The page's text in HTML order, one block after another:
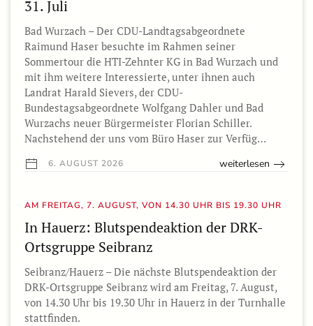
31. Juli
Bad Wurzach – Der CDU-Landtagsabgeordnete
Raimund Haser besuchte im Rahmen seiner
Sommertour die HTI-Zehnter KG in Bad Wurzach und
mit ihm weitere Interessierte, unter ihnen auch
Landrat Harald Sievers, der CDU-
Bundestagsabgeordnete Wolfgang Dahler und Bad
Wurzachs neuer Bürgermeister Florian Schiller.
Nachstehend der uns vom Büro Haser zur Verfüg…
6. AUGUST 2026 weiterlesen
AM FREITAG, 7. AUGUST, VON 14.30 UHR BIS 19.30 UHR
In Hauerz: Blutspendeaktion der DRK-
Ortsgruppe Seibranz
Seibranz/Hauerz – Die nächste Blutspendeaktion der
DRK-Ortsgruppe Seibranz wird am Freitag, 7. August,
von 14.30 Uhr bis 19.30 Uhr in Hauerz in der Turnhalle
stattfinden.